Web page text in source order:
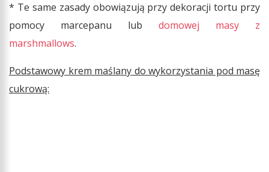
* Te same zasady obowiązują przy dekoracji tortu przy
pomocy marcepanu lub domowej masy z
marshmallows.
Podstawowy krem maślany do wykorzystania pod masę
cukrową: